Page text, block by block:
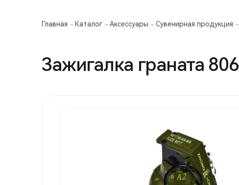
Главная Каталог Аксессуары Сувенирная продукция
Зажигалка граната 806